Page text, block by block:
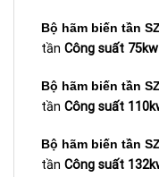
Bộ hãm biến tần
tần Công suất
Bộ hãm biến tần
tần Công suất
Bộ hãm biến tần
tần Công suất